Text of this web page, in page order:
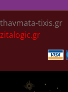
thavmata-
zitalogic.gr